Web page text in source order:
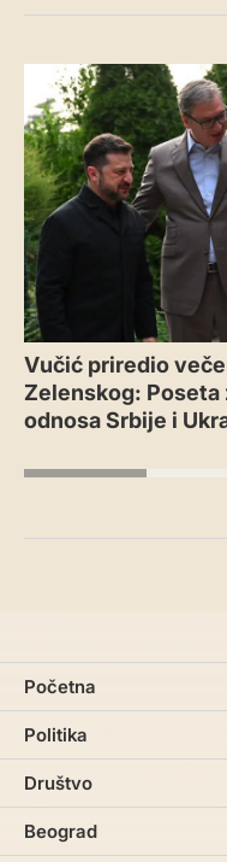
VESTI
Vučić priredio
Zelenskog: Poseta
odnosa Srbije i
Početna
Politika
Društvo
Beograd